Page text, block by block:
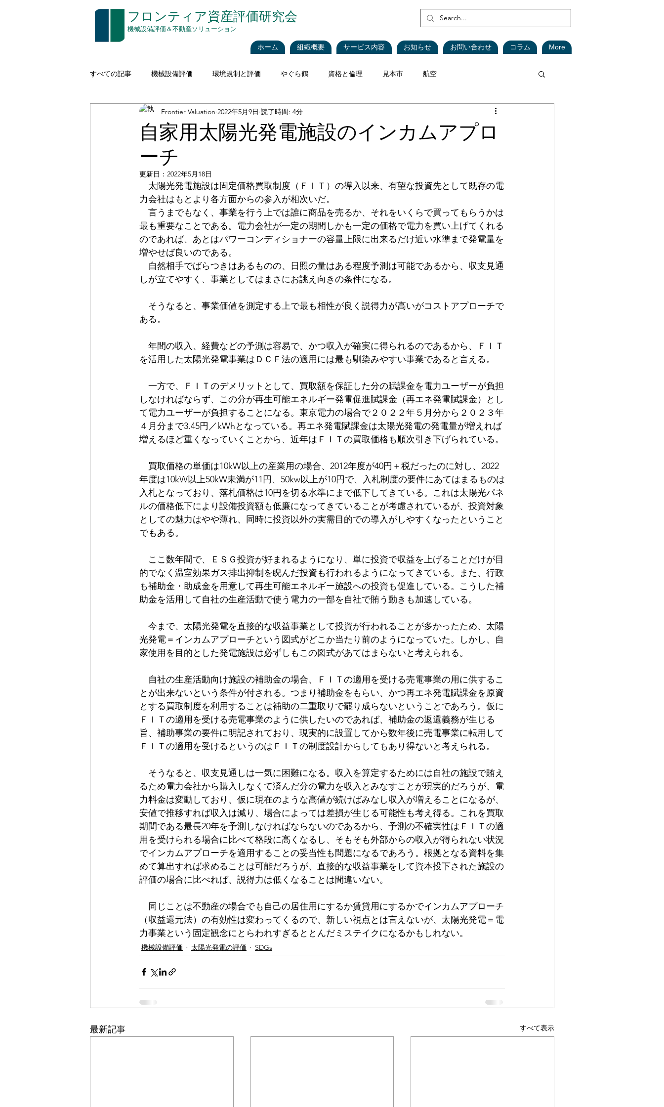
​フロンティア資産評価研究会
​機械設備評価＆不動産ソリューション
ホーム 組織概要 サービス内容 お知らせ お問い合わせ コラム More
すべての記事 機械設備評価 環境規制と評価 やぐら鶴 資格と倫理 見本市 航空
建設機械（イエローアイロン） 評価理論 税法と評価
印刷
コストアプローチ 無形資産評価 CEIV 工作機械 Blockchain 現地調査における安全対策 SDGs
時価 固定資産税
自家用太陽光発電施設のインカムアプロ
ーチ
Frontier Valuation 2022年5月9日 読了時間: 4分
更新日： 2022年5月18日
太陽光発電施設は固定価格買取制度（ＦＩＴ）の導入以来、有望な投資先として既存の電
力会社はもとより各方面からの参入が相次いだ。
言うまでもなく、事業を行う上では誰に商品を売るか、それをいくらで買ってもらうかは
最も重要なことである。電力会社が一定の期間しかも一定の価格で電力を買い上げてくれる
のであれば、あとはパワーコンディショナーの容量上限に出来るだけ近い水準まで発電量を
増やせば良いのである。
自然相手でばらつきはあるものの、日照の量はある程度予測は可能であるから、収支見通
しが立てやすく、事業としてはまさにお誂え向きの条件になる。
そうなると、事業価値を測定する上で最も相性が良く説得力が高いがコストアプローチで
ある。
年間の収入、経費などの予測は容易で、かつ収入が確実に得られるのであるから、ＦＩＴ
を活用した太陽光発電事業はＤＣＦ法の適用には最も馴染みやすい事業であると言える。
一方で、ＦＩＴのデメリットとして、買取額を保証した分の賦課金を電力ユーザーが負担
しなければならず、この分が再生可能エネルギー発電促進賦課金（再エネ発電賦課金）とし
て電力ユーザーが負担することになる。東京電力の場合で２０２２年５月分から２０２３年
４月分まで3.45円／kWhとなっている。再エネ発電賦課金は太陽光発電の発電量が増えれば
増えるほど重くなっていくことから、近年はＦＩＴの買取価格も順次引き下げられている。
買取価格の単価は10kW以上の産業用の場合、2012年度が40円＋税だったのに対し、2022
年度は10kW以上50kW未満が11円、50kw以上が10円で、入札制度の要件にあてはまるものは
入札となっており、落札価格は10円を切る水準にまで低下してきている。これは太陽光パネ
ルの価格低下により設備投資額も低廉になってきていることが考慮されているが、投資対象
としての魅力はやや薄れ、同時に投資以外の実需目的での導入がしやすくなったということ
でもある。
ここ数年間で、ＥＳＧ投資が好まれるようになり、単に投資で収益を上げることだけが目
的でなく温室効果ガス排出抑制を睨んだ投資も行われるようになってきている。また、行政
も補助金・助成金を用意して再生可能エネルギー施設への投資も促進している。こうした補
助金を活用して自社の生産活動で使う電力の一部を自社で賄う動きも加速している。
今まで、太陽光発電を直接的な収益事業として投資が行われることが多かったため、太陽
光発電＝インカムアプローチという図式がどこか当たり前のようになっていた。しかし、自
家使用を目的とした発電施設は必ずしもこの図式があてはまらないと考えられる。
自社の生産活動向け施設の補助金の場合、ＦＩＴの適用を受ける売電事業の用に供するこ
とが出来ないという条件が付される。つまり補助金をもらい、かつ再エネ発電賦課金を原資
とする買取制度を利用することは補助の二重取りで罷り成らないということであろう。仮に
ＦＩＴの適用を受ける売電事業のように供したいのであれば、補助金の返還義務が生じる
旨、補助事業の要件に明記されており、現実的に設置してから数年後に売電事業に転用して
ＦＩＴの適用を受けるというのはＦＩＴの制度設計からしてもあり得ないと考えられる。
そうなると、収支見通しは一気に困難になる。収入を算定するためには自社の施設で賄え
るため電力会社から購入しなくて済んだ分の電力を収入とみなすことが現実的だろうが、電
力料金は変動しており、仮に現在のような高値が続けばみなし収入が増えることになるが、
安値で推移すれば収入は減り、場合によっては差損が生じる可能性も考え得る。これを買取
期間である最長20年を予測しなければならないのであるから、予測の不確実性はＦＩＴの適
用を受けられる場合に比べて格段に高くなるし、そもそも外部からの収入が得られない状況
でインカムアプローチを適用することの妥当性も問題になるであろう。根拠となる資料を集
めて算出すれば求めることは可能だろうが、直接的な収益事業をして資本投下された施設の
評価の場合に比べれば、説得力は低くなることは間違いない。
同じことは不動産の場合でも自己の居住用にするか賃貸用にするかでインカムアプローチ
（収益還元法）の有効性は変わってくるので、新しい視点とは言えないが、太陽光発電＝電
力事業という固定観念にとらわれすぎるととんだミステイクになるかもしれない。
機械設備評価 太陽光発電の評価 SDGs
最新記事 すべて表示